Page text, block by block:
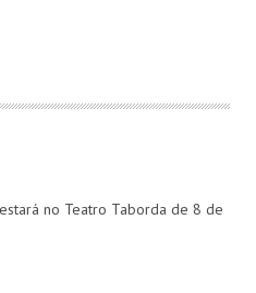
no Teatro Taborda de 8 de